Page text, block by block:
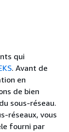
qui
. Avant de
en
de bien
sous-réseau.
réseaux, vous
fourni par